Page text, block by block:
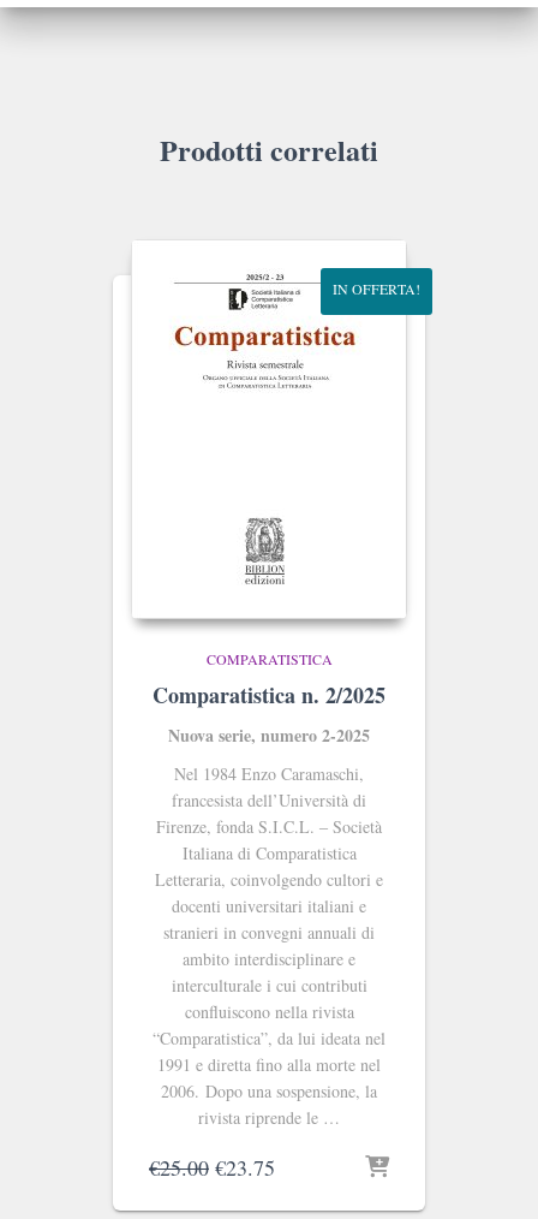
Prodotti correlati
IN OFFERTA!
COMPARATISTICA
Comparatistica n. 2/2025
Nuova serie, numero 2-2025
Nel 1984 Enzo Caramaschi,
francesista dell’Università di
Firenze, fonda S.I.C.L. ‒ Società
Italiana di Comparatistica
Letteraria, coinvolgendo cultori e
docenti universitari italiani e
stranieri in convegni annuali di
ambito interdisciplinare e
interculturale i cui contributi
confluiscono nella rivista
“Comparatistica”, da lui ideata nel
1991 e diretta fino alla morte nel
2006. Dopo una sospensione, la
rivista riprende le …
€25.00 Il
€23.75